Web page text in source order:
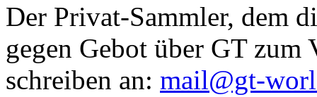
Der Privat-Sammler, dem
gegen Gebot über GT zum
schreiben an: mail@gt-